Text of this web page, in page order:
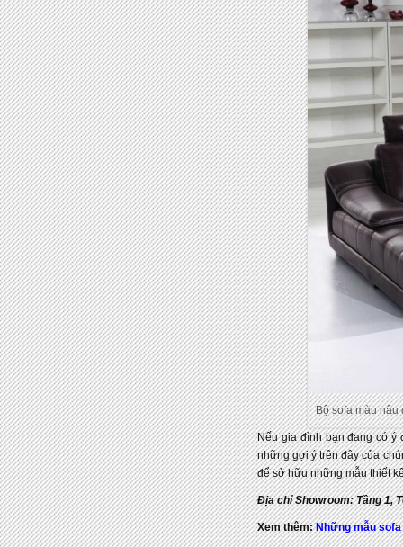
Bộ sofa màu nâu
Nếu gia đình bạn đang có ý
những gợi ý trên đây của
để sở hữu những mẫu thiết
Địa chỉ Showroom: Tầng 1,
Xem thêm:Những mẫu